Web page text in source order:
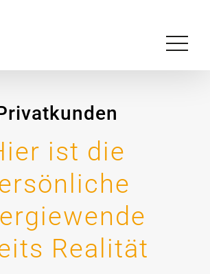
Toggle
ist die
Realität